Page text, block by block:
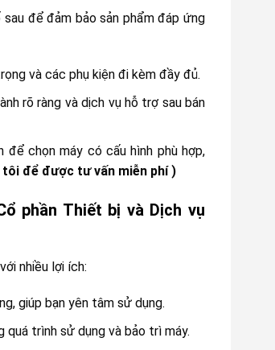
để đảm bảo sản phẩm đáp ứng
và các phụ kiện đi kèm đầy đủ.
rõ ràng và dịch vụ hỗ trợ sau bán
chọn máy có cấu hình phù hợp,
tôi để được tư vấn miễn phí )
phần Thiết bị và Dịch vụ
nhiều lợi ích:
giúp bạn yên tâm sử dụng.
quá trình sử dụng và bảo trì máy.